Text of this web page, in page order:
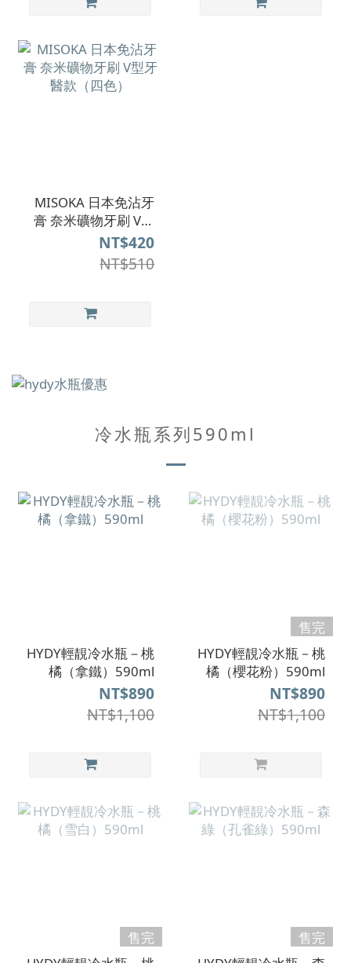
MISOKA 日本免沾牙
膏 奈米礦物牙刷 V型
牙醫款（四色）
NT$420
NT$510
冷水瓶系列590ml
HYDY輕靚冷水瓶－桃
橘（拿鐵）590ml
NT$890
NT$1,100
售完
HYDY輕靚冷水瓶－桃
橘（櫻花粉）590ml
NT$890
NT$1,100
售完
售完